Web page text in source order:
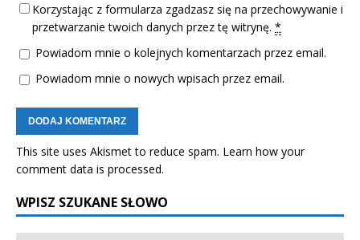
Korzystając z formularza zgadzasz się na przechowywanie i
przetwarzanie twoich danych przez tę witrynę. *
Powiadom mnie o kolejnych komentarzach przez email.
Powiadom mnie o nowych wpisach przez email.
This site uses Akismet to reduce spam. Learn how your
comment data is processed.
WPISZ SZUKANE SŁOWO